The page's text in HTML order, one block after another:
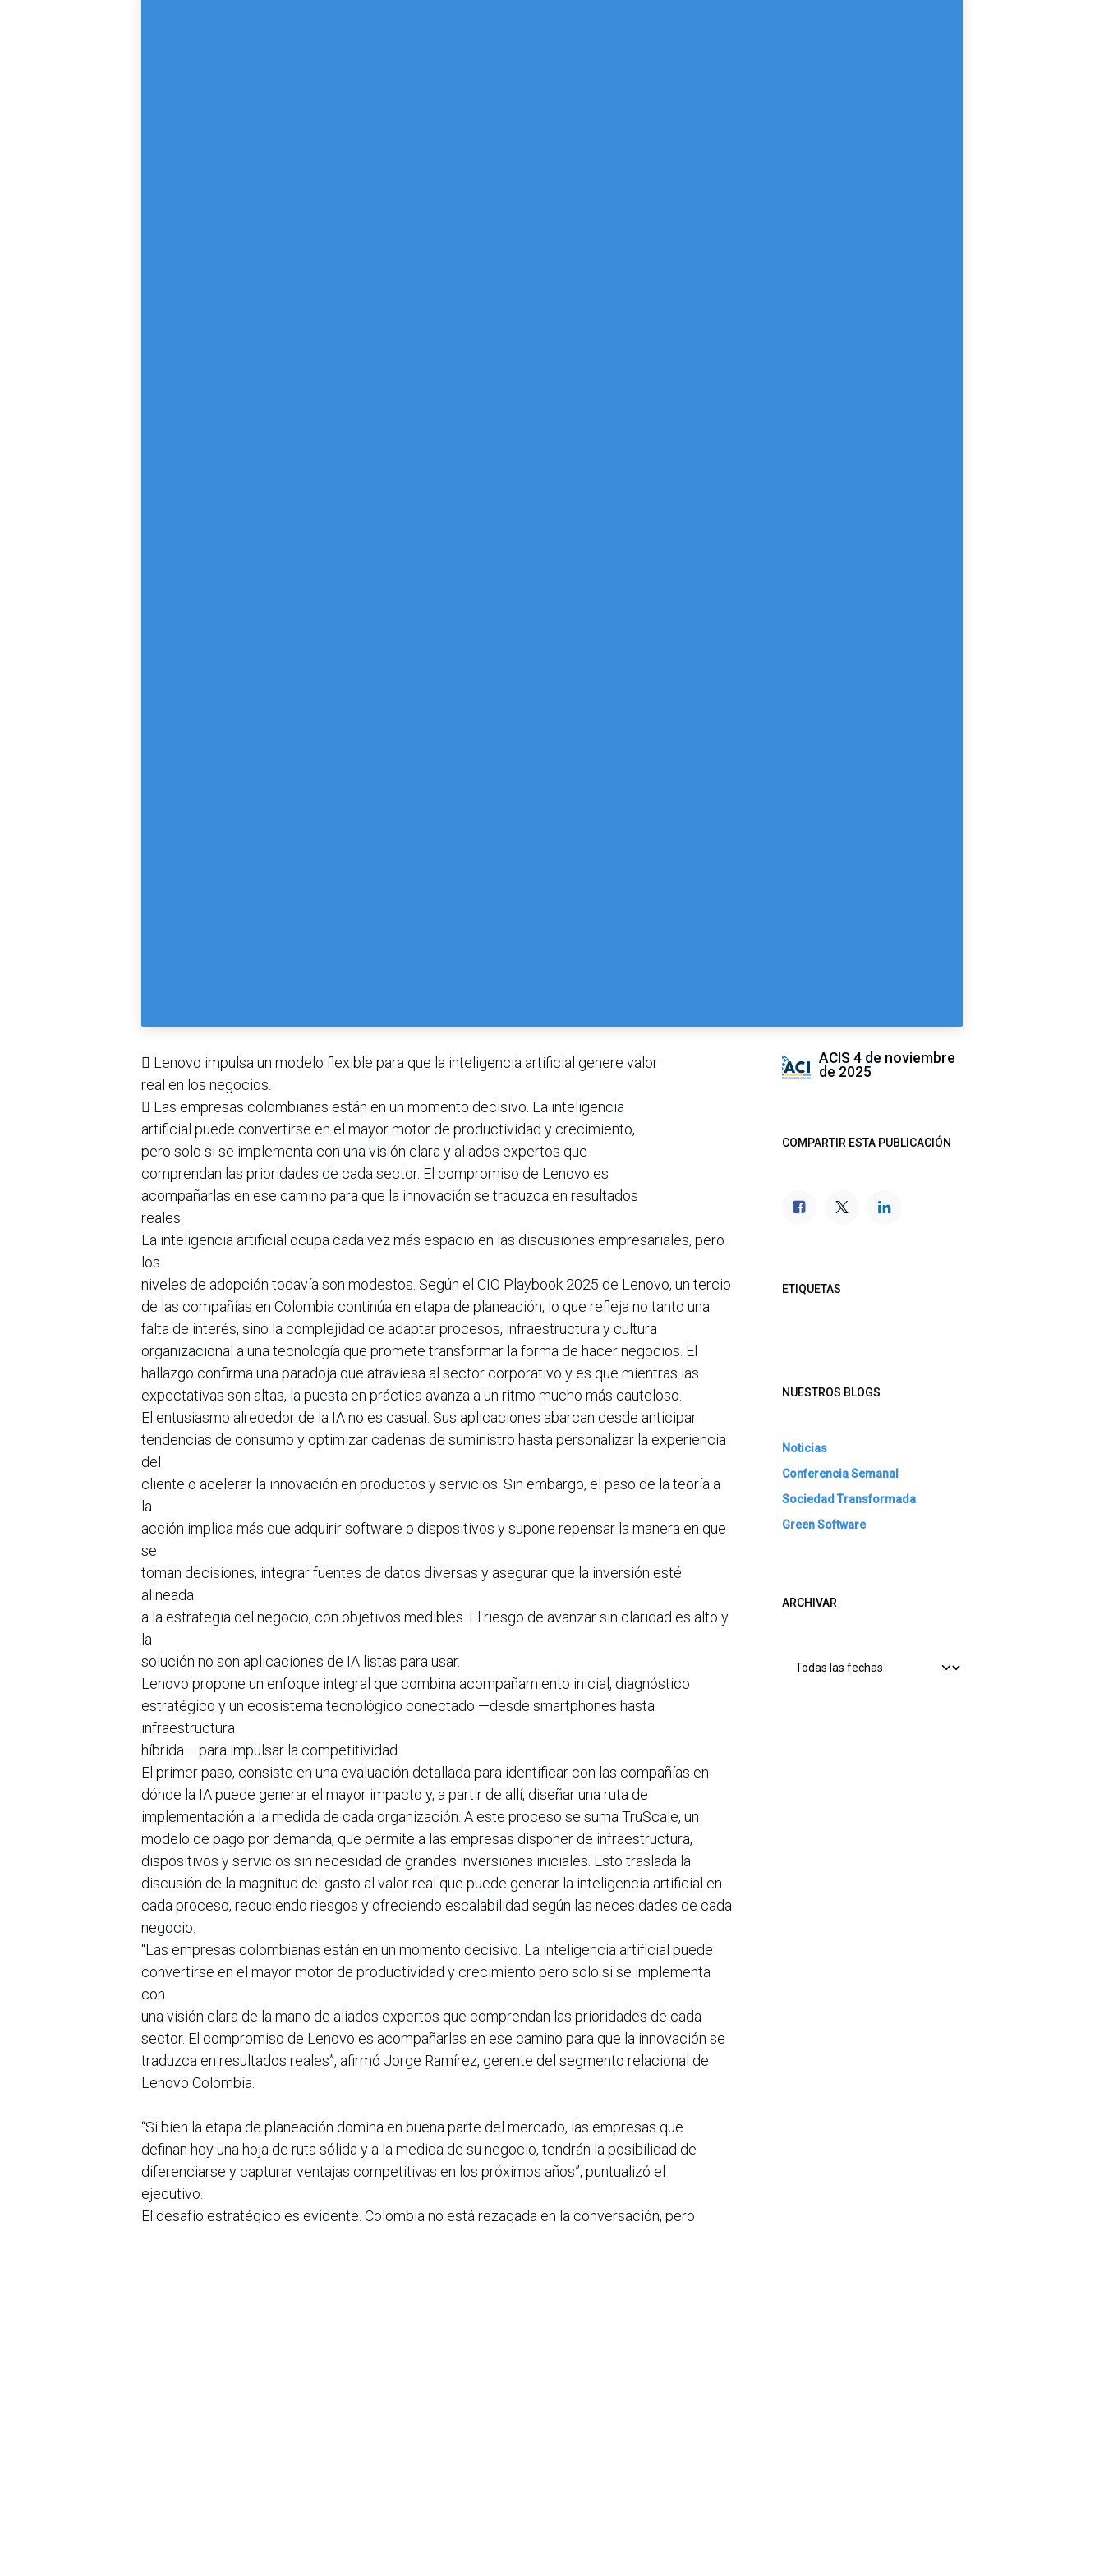
 Lenovo impulsa un modelo flexible para que la inteligencia artificial genere valor
real en los negocios.
 Las empresas colombianas están en un momento decisivo. La inteligencia
artificial puede convertirse en el mayor motor de productividad y crecimiento,
pero solo si se implementa con una visión clara y aliados expertos que
comprendan las prioridades de cada sector. El compromiso de Lenovo es
acompañarlas en ese camino para que la innovación se traduzca en resultados
reales.
La inteligencia artificial ocupa cada vez más espacio en las discusiones empresariales, pero
los
niveles de adopción todavía son modestos. Según el CIO Playbook 2025 de Lenovo, un tercio
de las compañías en Colombia continúa en etapa de planeación, lo que refleja no tanto una
falta de interés, sino la complejidad de adaptar procesos, infraestructura y cultura
organizacional a una tecnología que promete transformar la forma de hacer negocios. El
hallazgo confirma una paradoja que atraviesa al sector corporativo y es que mientras las
expectativas son altas, la puesta en práctica avanza a un ritmo mucho más cauteloso.
El entusiasmo alrededor de la IA no es casual. Sus aplicaciones abarcan desde anticipar
tendencias de consumo y optimizar cadenas de suministro hasta personalizar la experiencia
del
cliente o acelerar la innovación en productos y servicios. Sin embargo, el paso de la teoría a
la
acción implica más que adquirir software o dispositivos y supone repensar la manera en que
se
toman decisiones, integrar fuentes de datos diversas y asegurar que la inversión esté
alineada
a la estrategia del negocio, con objetivos medibles. El riesgo de avanzar sin claridad es alto y
la
solución no son aplicaciones de IA listas para usar.
Lenovo propone un enfoque integral que combina acompañamiento inicial, diagnóstico
estratégico y un ecosistema tecnológico conectado —desde smartphones hasta
infraestructura
híbrida— para impulsar la competitividad.
El primer paso, consiste en una evaluación detallada para identificar con las compañías en
dónde la IA puede generar el mayor impacto y, a partir de allí, diseñar una ruta de
implementación a la medida de cada organización. A este proceso se suma TruScale, un
modelo de pago por demanda, que permite a las empresas disponer de infraestructura,
dispositivos y servicios sin necesidad de grandes inversiones iniciales. Esto traslada la
discusión de la magnitud del gasto al valor real que puede generar la inteligencia artificial en
cada proceso, reduciendo riesgos y ofreciendo escalabilidad según las necesidades de cada
negocio.
“Las empresas colombianas están en un momento decisivo. La inteligencia artificial puede
convertirse en el mayor motor de productividad y crecimiento pero solo si se implementa
con
una visión clara de la mano de aliados expertos que comprendan las prioridades de cada
sector. El compromiso de Lenovo es acompañarlas en ese camino para que la innovación se
traduzca en resultados reales”, afirmó Jorge Ramírez, gerente del segmento relacional de
Lenovo Colombia.
“Si bien la etapa de planeación domina en buena parte del mercado, las empresas que
definan hoy una hoja de ruta sólida y a la medida de su negocio, tendrán la posibilidad de
diferenciarse y capturar ventajas competitivas en los próximos años”, puntualizó el
ejecutivo.
El desafío estratégico es evidente. Colombia no está rezagada en la conversación, pero
ACIS 4 de noviembre
de 2025
COMPARTIR ESTA PUBLICACIÓN
ETIQUETAS
NUESTROS BLOGS
Noticias
Conferencia Semanal
Sociedad Transformada
Green Software
ARCHIVAR